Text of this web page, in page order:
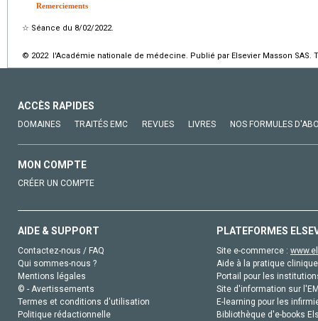
Remerciements
☆ Séance du 8/02/2022.
© 2022 l'Académie nationale de médecine. Publié par Elsevier Masson SAS.
ACCÈS RAPIDES
DOMAINES TRAITÉS EMC REVUES LIVRES NOS FORMULES
MON COMPTE
CRÉER UN COMPTE
AIDE & SUPPORT
Contactez-nous / FAQ
Qui sommes-nous ?
Mentions légales
© - Avertissements
Termes et conditions d'utilisation
Politique rédactionnelle
PLATEFORMES
Site e-commerce :
Aide à la pratique
Portail pour les
Site d'information sur
E-learning pour les
Bibliothèque d'e-books